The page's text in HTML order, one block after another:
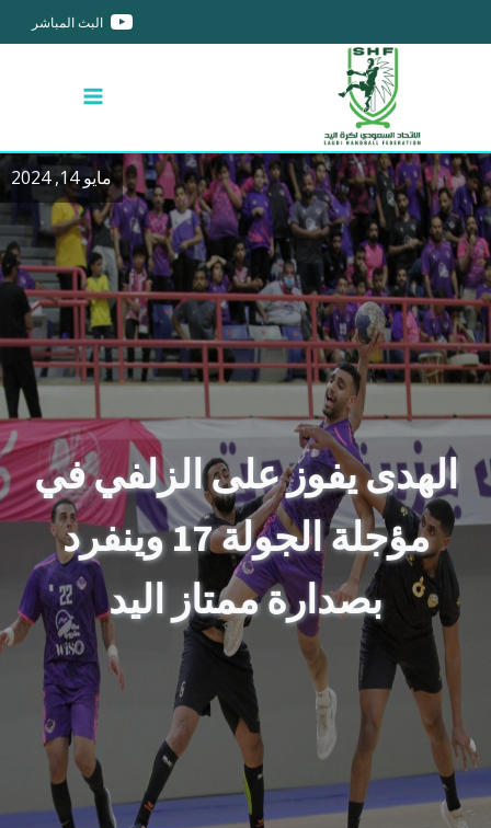
البث المباشر
مايو 14, 2024
الهدى يفوز على الزلفي في
مؤجلة الجولة 17 وينفرد
بصدارة ممتاز اليد